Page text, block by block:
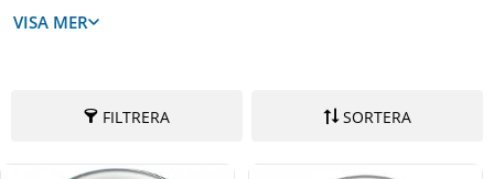
develop tooling for 4 major sizes: Rack Toms- 10" (9-5/8" actual
'standardized' sizes, and may require a full custom made-by-
VISA MER
FILTRERA SORTERA